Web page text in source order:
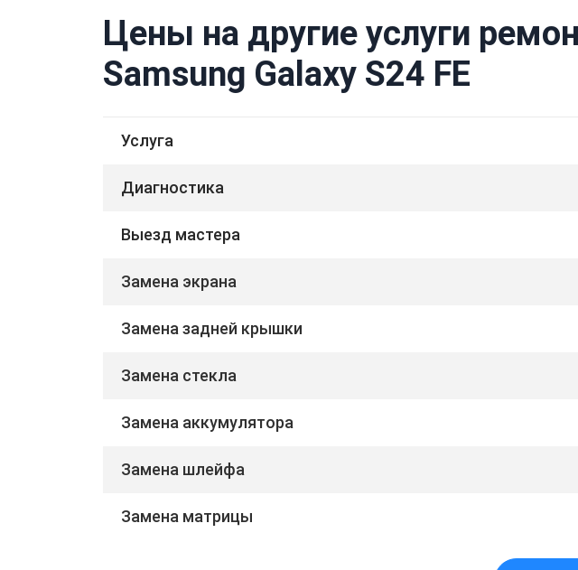
Цены на другие услуги
Samsung Galaxy S24 FE
Услуга
Диагностика
Выезд мастера
Замена экрана
Замена задней крышки
Замена стекла
Замена аккумулятора
Замена шлейфа
Замена матрицы